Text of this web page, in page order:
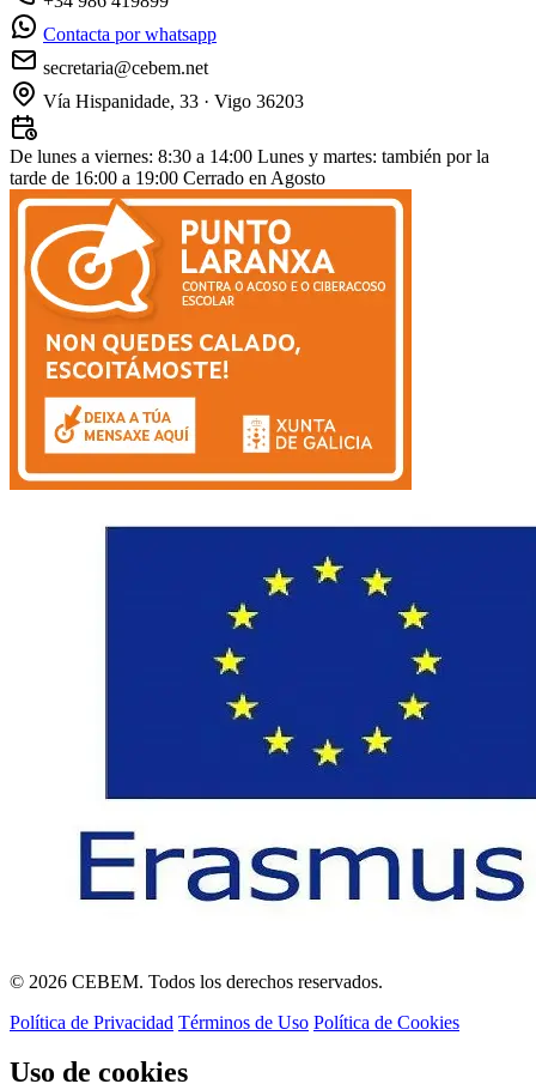
Contacta por whatsapp
secretaria@cebem.net
Vía Hispanidade, 33 · Vigo 36203
De lunes a viernes: 8:30 a 14:00 Lunes y martes: también por la
tarde de 16:00 a 19:00 Cerrado en Agosto
© 2026 CEBEM. Todos los derechos reservados.
Política de Privacidad Términos de Uso Política de Cookies
Uso de cookies